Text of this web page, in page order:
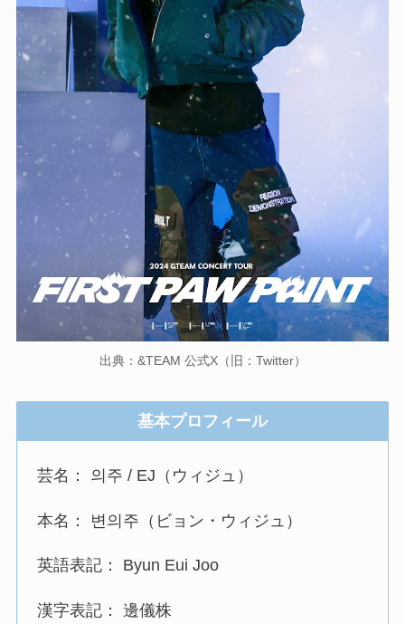
出典：&TEAM 公式X（旧：Twitter）
基本プロフィール
芸名： 의주 / EJ（ウィジュ）
本名： 변의주（ビョン・ウィジュ）
英語表記： Byun Eui Joo
漢字表記： 邊儀株